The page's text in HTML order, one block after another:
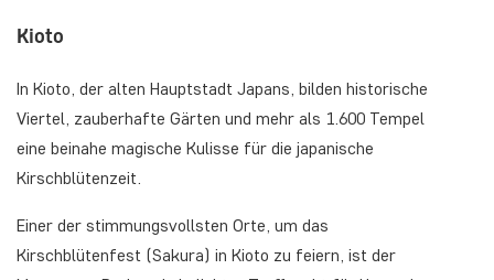
Kioto
In Kioto, der alten Hauptstadt Japans, bilden historische
Viertel, zauberhafte Gärten und mehr als 1.600 Tempel
eine beinahe magische Kulisse für die japanische
Kirschblütenzeit.
Einer der stimmungsvollsten Orte, um das
Kirschblütenfest (Sakura) in Kioto zu feiern, ist der